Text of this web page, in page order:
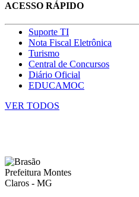
ACESSO RÁPIDO
Suporte TI
Nota Fiscal Eletrônica
Turismo
Central de Concursos
Diário Oficial
EDUCAMOC
VER TODOS